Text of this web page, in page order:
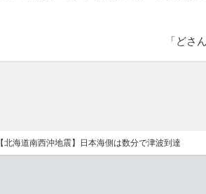
「どさ
【北海道南西沖地震】日本海側は数分で津波到達